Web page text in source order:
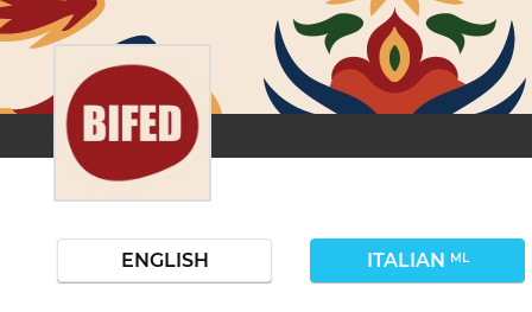
ENGLISH ITALIAN ML